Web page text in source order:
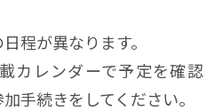
程が異なります。
カレンダーで予定を確認
手続きをしてください。